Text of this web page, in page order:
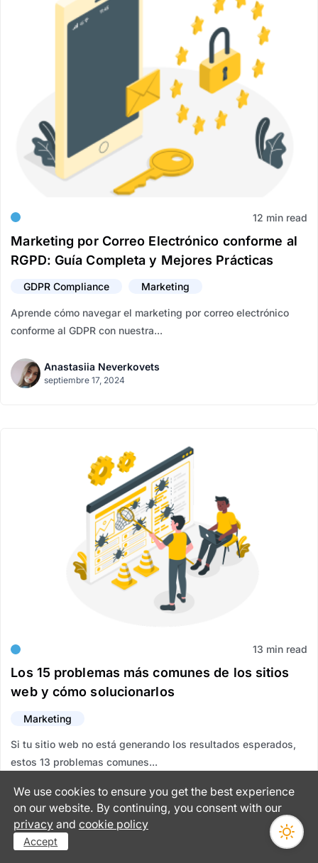
12 min read
Marketing por Correo Electrónico conforme al
RGPD: Guía Completa y Mejores Prácticas
GDPR Compliance Marketing
Aprende cómo navegar el marketing por correo electrónico
conforme al GDPR con nuestra...
Anastasiia Neverkovets
septiembre 17, 2024
13 min read
Los 15 problemas más comunes de los sitios
web y cómo solucionarlos
Marketing
Si tu sitio web no está generando los resultados esperados,
estos 13 problemas comunes...
Natalia Zhontsa
octubre 29, 2024
We use cookies to ensure you get the best experience
on our website. By continuing, you consent with our
privacyand cookie policy
Accept